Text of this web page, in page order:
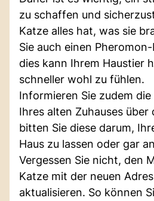
zu schaffen und
Katze alles hat, was sie
Sie auch einen
dies kann Ihrem Haustier
schneller wohl zu fühlen.
Informieren Sie zudem
Ihres alten Zuhauses über
bitten Sie diese darum,
Haus zu lassen oder gar
Vergessen Sie nicht, den
Katze mit der neuen
aktualisieren. So können